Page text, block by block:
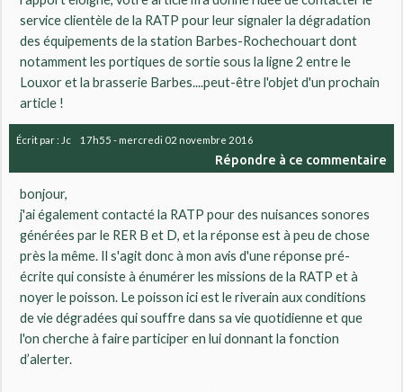
service clientèle de la RATP pour leur signaler la dégradation
des équipements de la station Barbes-Rochechouart dont
notamment les portiques de sortie sous la ligne 2 entre le
Louxor et la brasserie Barbes....peut-être l'objet d'un prochain
article !
Écrit par : Jc 17h55 - mercredi 02 novembre 2016
Répondre à ce commentaire
bonjour,
j'ai également contacté la RATP pour des nuisances sonores
générées par le RER B et D, et la réponse est à peu de chose
près la même. Il s'agit donc à mon avis d'une réponse pré-
écrite qui consiste à énumérer les missions de la RATP et à
noyer le poisson. Le poisson ici est le riverain aux conditions
de vie dégradées qui souffre dans sa vie quotidienne et que
l'on cherche à faire participer en lui donnant la fonction
d’alerter.